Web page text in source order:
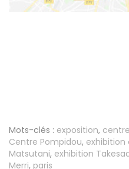
Mots-clés : exposition,
Centre Pompidou,
Matsutani, exhibition
Merri, paris